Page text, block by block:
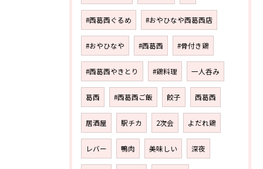
#西葛西ぐるめ #おやひなや西葛西店
#おやひなや #西葛西 #骨付き鶏
#西葛西やきとり #鶏料理 一人呑み
葛西 #西葛西ご飯 餃子 西葛西
居酒屋 駅チカ 2次会 よだれ鶏
レバー 鴨肉 美味しい 深夜